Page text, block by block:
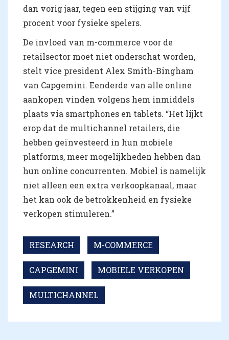
dan vorig jaar, tegen een stijging van vijf
procent voor fysieke spelers.
De invloed van m-commerce voor de
retailsector moet niet onderschat worden,
stelt vice president Alex Smith-Bingham
van Capgemini. Eenderde van alle online
aankopen vinden volgens hem inmiddels
plaats via smartphones en tablets. “Het lijkt
erop dat de multichannel retailers, die
hebben geïnvesteerd in hun mobiele
platforms, meer mogelijkheden hebben dan
hun online concurrenten. Mobiel is namelijk
niet alleen een extra verkoopkanaal, maar
het kan ook de betrokkenheid en fysieke
verkopen stimuleren.”
RESEARCH M-COMMERCE
CAPGEMINI MOBIELE VERKOPEN
MULTICHANNEL